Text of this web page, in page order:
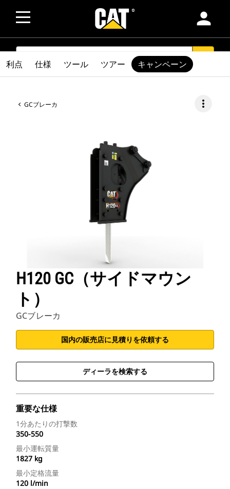
person
SEARCH
GCブレーカ more_vert
H120 GC（サイドマウン
ト）
GCブレーカ
国内の販売店に見積りを依頼する
ディーラを検索する
重要な仕様
1分あたりの打撃数
350-550
最小運転質量
1827 kg
最小定格流量
120 l/min
利点 仕様 ツール ツアー キャンペーン